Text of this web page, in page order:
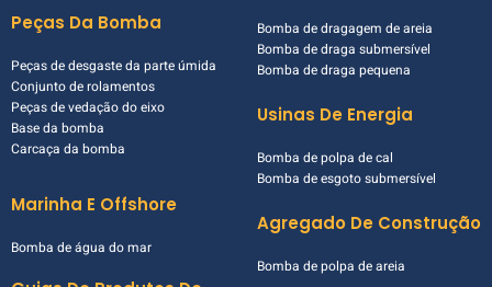
Peças Da Bomba
Peças de desgaste da parte úmida
Conjunto de rolamentos
Peças de vedação do eixo
Base da bomba
Carcaça da bomba
Marinha E Offshore
Bomba de água do mar
Bomba de dragagem de areia
Bomba de draga submersível
Bomba de draga pequena
Usinas De Energia
Bomba de polpa de cal
Bomba de esgoto submersível
Agregado De Construção
Bomba de polpa de areia